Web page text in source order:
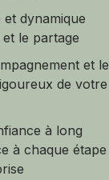
dynamique
le partage
et le
de votre
à long
à chaque étape